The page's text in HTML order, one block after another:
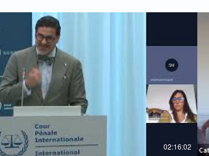
Lire la vidéo
02:16:02